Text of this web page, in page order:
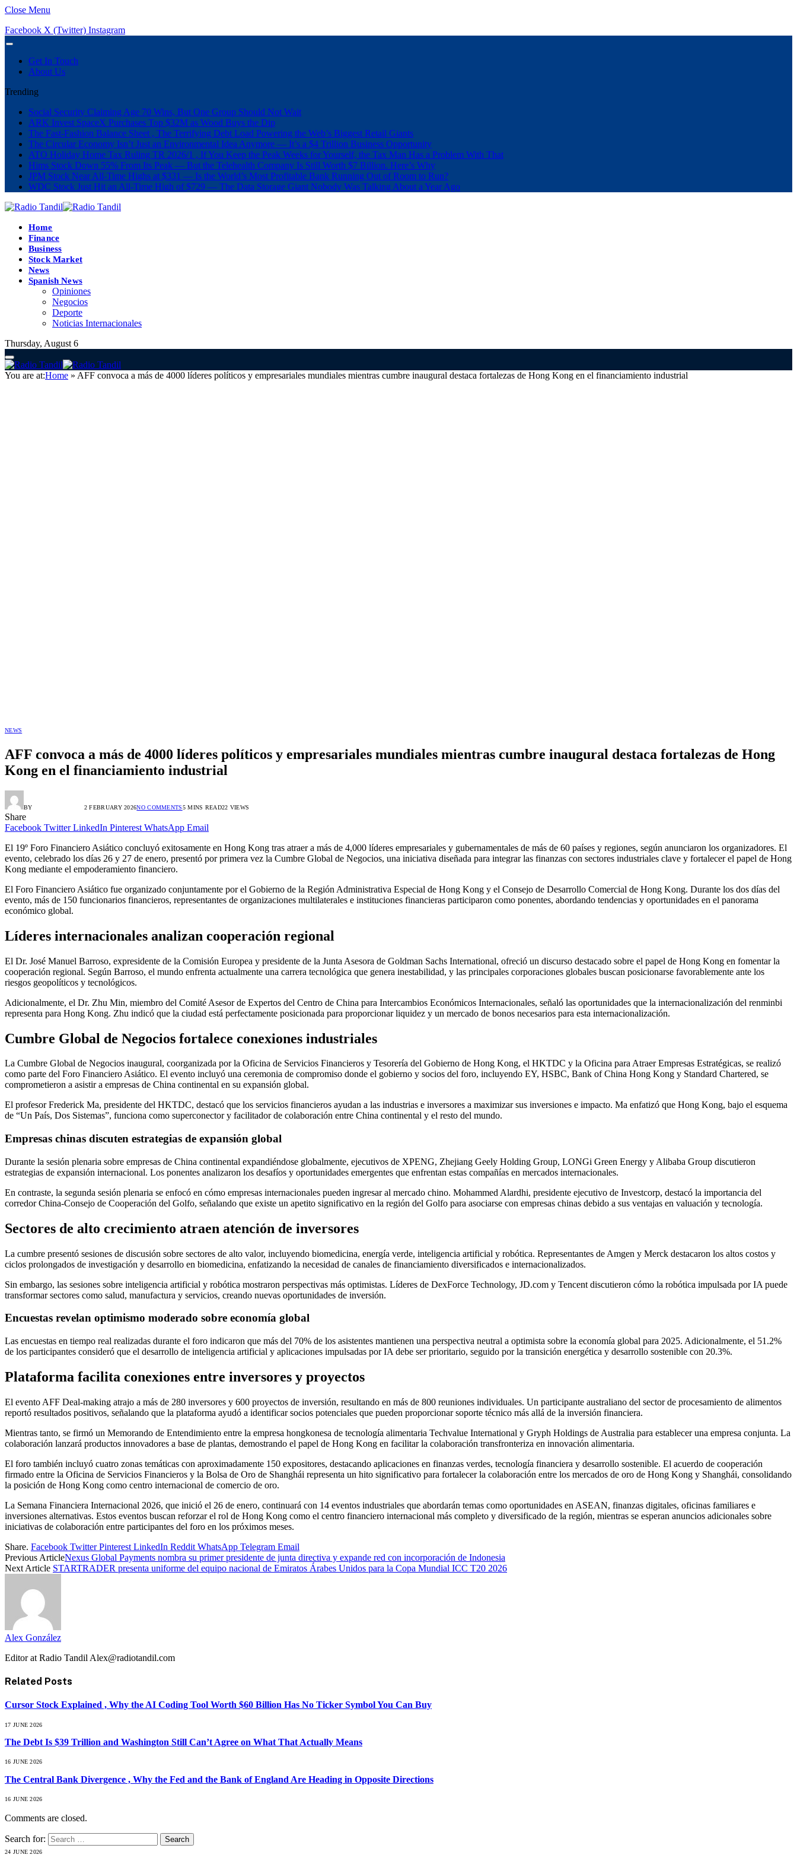
Close Menu
Facebook X (Twitter) Instagram
Get In Touch
About Us
Trending
Social Security Claiming Age 70 Wins, But One Group Should Not Wait
ARK Invest SpaceX Purchases Top $32M as Wood Buys the Dip
The Fast-Fashion Balance Sheet , The Terrifying Debt Load Powering the Web’s Biggest Retail Giants
The Circular Economy Isn’t Just an Environmental Idea Anymore — It’s a $4 Trillion Business Opportunity
ATO Holiday Home Tax Ruling TR 2026/1 , If You Keep the Peak Weeks for Yourself, the Tax Man Has a Problem With That
Hims Stock Down 55% From Its Peak — But the Telehealth Company Is Still Worth $7 Billion. Here’s Why
JPM Stock Near All-Time Highs at $331 — Is the World’s Most Profitable Bank Running Out of Room to Run?
WDC Stock Just Hit an All-Time High of $729 — The Data Storage Giant Nobody Was Talking About a Year Ago
Home
Finance
Business
Stock Market
News
Spanish News
Opiniones
Negocios
Deporte
Noticias Internacionales
Thursday, August 6
You are at:Home » AFF convoca a más de 4000 líderes políticos y empresariales mundiales mientras cumbre inaugural destaca fortalezas de Hong Kong en el financiamiento industrial
NEWS
AFF convoca a más de 4000 líderes políticos y empresariales mundiales mientras cumbre inaugural destaca fortalezas de Hong
Kong en el financiamiento industrial
BY 2 FEBRUARY 2026NO COMMENTS5 MINS READ22 VIEWS
Share
Facebook Twitter LinkedIn Pinterest WhatsApp Email
El 19º Foro Financiero Asiático concluyó exitosamente en Hong Kong tras atraer a más de 4,000 líderes empresariales y gubernamentales de más de 60 países y regiones, según anunciaron los organizadores. El
evento, celebrado los días 26 y 27 de enero, presentó por primera vez la Cumbre Global de Negocios, una iniciativa diseñada para integrar las finanzas con sectores industriales clave y fortalecer el papel de Hong
Kong mediante el empoderamiento financiero.
El Foro Financiero Asiático fue organizado conjuntamente por el Gobierno de la Región Administrativa Especial de Hong Kong y el Consejo de Desarrollo Comercial de Hong Kong. Durante los dos días del
evento, más de 150 funcionarios financieros, representantes de organizaciones multilaterales e instituciones financieras participaron como ponentes, abordando tendencias y oportunidades en el panorama
económico global.
Líderes internacionales analizan cooperación regional
El Dr. José Manuel Barroso, expresidente de la Comisión Europea y presidente de la Junta Asesora de Goldman Sachs International, ofreció un discurso destacado sobre el papel de Hong Kong en fomentar la
cooperación regional. Según Barroso, el mundo enfrenta actualmente una carrera tecnológica que genera inestabilidad, y las principales corporaciones globales buscan posicionarse favorablemente ante los
riesgos geopolíticos y tecnológicos.
Adicionalmente, el Dr. Zhu Min, miembro del Comité Asesor de Expertos del Centro de China para Intercambios Económicos Internacionales, señaló las oportunidades que la internacionalización del renminbi
representa para Hong Kong. Zhu indicó que la ciudad está perfectamente posicionada para proporcionar liquidez y un mercado de bonos necesarios para esta internacionalización.
Cumbre Global de Negocios fortalece conexiones industriales
La Cumbre Global de Negocios inaugural, coorganizada por la Oficina de Servicios Financieros y Tesorería del Gobierno de Hong Kong, el HKTDC y la Oficina para Atraer Empresas Estratégicas, se realizó
como parte del Foro Financiero Asiático. El evento incluyó una ceremonia de compromiso donde el gobierno y socios del foro, incluyendo EY, HSBC, Bank of China Hong Kong y Standard Chartered, se
comprometieron a asistir a empresas de China continental en su expansión global.
El profesor Frederick Ma, presidente del HKTDC, destacó que los servicios financieros ayudan a las industrias e inversores a maximizar sus inversiones e impacto. Ma enfatizó que Hong Kong, bajo el esquema
de “Un País, Dos Sistemas”, funciona como superconector y facilitador de colaboración entre China continental y el resto del mundo.
Empresas chinas discuten estrategias de expansión global
Durante la sesión plenaria sobre empresas de China continental expandiéndose globalmente, ejecutivos de XPENG, Zhejiang Geely Holding Group, LONGi Green Energy y Alibaba Group discutieron
estrategias de expansión internacional. Los ponentes analizaron los desafíos y oportunidades emergentes que enfrentan estas compañías en mercados internacionales.
En contraste, la segunda sesión plenaria se enfocó en cómo empresas internacionales pueden ingresar al mercado chino. Mohammed Alardhi, presidente ejecutivo de Investcorp, destacó la importancia del
corredor China-Consejo de Cooperación del Golfo, señalando que existe un apetito significativo en la región del Golfo para asociarse con empresas chinas debido a sus ventajas en valuación y tecnología.
Sectores de alto crecimiento atraen atención de inversores
La cumbre presentó sesiones de discusión sobre sectores de alto valor, incluyendo biomedicina, energía verde, inteligencia artificial y robótica. Representantes de Amgen y Merck destacaron los altos costos y
ciclos prolongados de investigación y desarrollo en biomedicina, enfatizando la necesidad de canales de financiamiento diversificados e internacionalizados.
Sin embargo, las sesiones sobre inteligencia artificial y robótica mostraron perspectivas más optimistas. Líderes de DexForce Technology, JD.com y Tencent discutieron cómo la robótica impulsada por IA puede
transformar sectores como salud, manufactura y servicios, creando nuevas oportunidades de inversión.
Encuestas revelan optimismo moderado sobre economía global
Las encuestas en tiempo real realizadas durante el foro indicaron que más del 70% de los asistentes mantienen una perspectiva neutral a optimista sobre la economía global para 2025. Adicionalmente, el 51.2%
de los participantes consideró que el desarrollo de inteligencia artificial y aplicaciones impulsadas por IA debe ser prioritario, seguido por la transición energética y desarrollo sostenible con 20.3%.
Plataforma facilita conexiones entre inversores y proyectos
El evento AFF Deal-making atrajo a más de 280 inversores y 600 proyectos de inversión, resultando en más de 800 reuniones individuales. Un participante australiano del sector de procesamiento de alimentos
reportó resultados positivos, señalando que la plataforma ayudó a identificar socios potenciales que pueden proporcionar soporte técnico más allá de la inversión financiera.
Mientras tanto, se firmó un Memorando de Entendimiento entre la empresa hongkonesa de tecnología alimentaria Techvalue International y Gryph Holdings de Australia para establecer una empresa conjunta. La
colaboración lanzará productos innovadores a base de plantas, demostrando el papel de Hong Kong en facilitar la colaboración transfronteriza en innovación alimentaria.
El foro también incluyó cuatro zonas temáticas con aproximadamente 150 expositores, destacando aplicaciones en finanzas verdes, tecnología financiera y desarrollo sostenible. El acuerdo de cooperación
firmado entre la Oficina de Servicios Financieros y la Bolsa de Oro de Shanghái representa un hito significativo para fortalecer la colaboración entre los mercados de oro de Hong Kong y Shanghái, consolidando
la posición de Hong Kong como centro internacional de comercio de oro.
La Semana Financiera Internacional 2026, que inició el 26 de enero, continuará con 14 eventos industriales que abordarán temas como oportunidades en ASEAN, finanzas digitales, oficinas familiares e
inversiones alternativas. Estos eventos buscan reforzar el rol de Hong Kong como el centro financiero internacional más completo y diversificado de la región, mientras se esperan anuncios adicionales sobre
iniciativas de colaboración entre participantes del foro en los próximos meses.
Share. Facebook Twitter Pinterest LinkedIn Reddit WhatsApp Telegram Email
Previous ArticleNexus Global Payments nombra su primer presidente de junta directiva y expande red con incorporación de Indonesia
Next Article STARTRADER presenta uniforme del equipo nacional de Emiratos Árabes Unidos para la Copa Mundial ICC T20 2026
Alex González
Editor at Radio Tandil Alex@radiotandil.com
Related Posts
Cursor Stock Explained , Why the AI Coding Tool Worth $60 Billion Has No Ticker Symbol You Can Buy
17 JUNE 2026
The Debt Is $39 Trillion and Washington Still Can’t Agree on What That Actually Means
16 JUNE 2026
The Central Bank Divergence , Why the Fed and the Bank of England Are Heading in Opposite Directions
16 JUNE 2026
Comments are closed.
Search for:
24 JUNE 2026